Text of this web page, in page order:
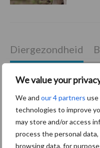
We value your
We and our 4 partners use
technologies to improve
may store and/or access
process the personal
browsing data, for
Diergezondheid
Mastitis